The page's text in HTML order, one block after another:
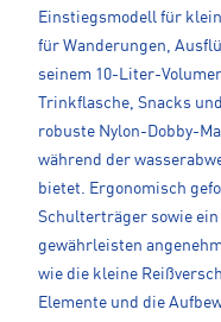
Einstiegsmodell für
für Wanderungen,
seinem 10-Liter-
Trinkflasche, Snacks
robuste Nylon-Dobby-
während der
bietet. Ergonomisch
Schulterträger sowie
gewährleisten
wie die kleine
Elemente und die